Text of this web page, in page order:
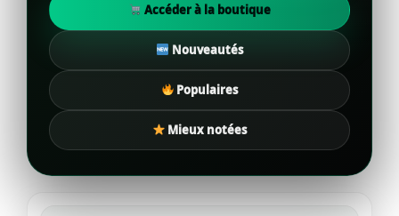
Accéder à la boutique
Nouveautés
Populaires
Mieux notées